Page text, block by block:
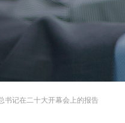
书记在二十大开幕会上的报告